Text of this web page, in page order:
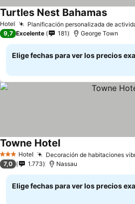
Hotel Planificación personalizada de
Turtles Nest Bahamas
9,7 Excelente 181 George Town
Elige fechas para ver los precios
3 Estrellas
Hotel Decoración de habitaciones
Towne Hotel
7,0 1.773 Nassau
Elige fechas para ver los precios